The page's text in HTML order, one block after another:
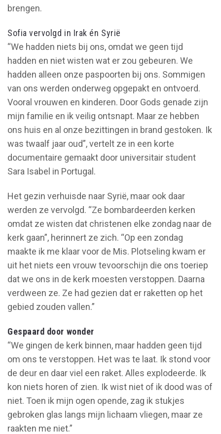
brengen.
Sofia vervolgd in Irak én Syrië
“We hadden niets bij ons, omdat we geen tijd
hadden en niet wisten wat er zou gebeuren. We
hadden alleen onze paspoorten bij ons. Sommigen
van ons werden onderweg opgepakt en ontvoerd.
Vooral vrouwen en kinderen. Door Gods genade zijn
mijn familie en ik veilig ontsnapt. Maar ze hebben
ons huis en al onze bezittingen in brand gestoken. Ik
was twaalf jaar oud”, vertelt ze in een korte
documentaire gemaakt door universitair student
Sara Isabel in Portugal.
Het gezin verhuisde naar Syrië, maar ook daar
werden ze vervolgd. “Ze bombardeerden kerken
omdat ze wisten dat christenen elke zondag naar de
kerk gaan”, herinnert ze zich. “Op een zondag
maakte ik me klaar voor de Mis. Plotseling kwam er
uit het niets een vrouw tevoorschijn die ons toeriep
dat we ons in de kerk moesten verstoppen. Daarna
verdween ze. Ze had gezien dat er raketten op het
gebied zouden vallen.”
Gespaard door wonder
“We gingen de kerk binnen, maar hadden geen tijd
om ons te verstoppen. Het was te laat. Ik stond voor
de deur en daar viel een raket. Alles explodeerde. Ik
kon niets horen of zien. Ik wist niet of ik dood was of
niet. Toen ik mijn ogen opende, zag ik stukjes
gebroken glas langs mijn lichaam vliegen, maar ze
raakten me niet.”